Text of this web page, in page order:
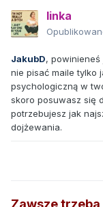
linka
JakubD, powinieneś
nie pisać maile tylko
psychologiczną w
skoro posuwasz się
potrzebujesz jak
dojżewania.